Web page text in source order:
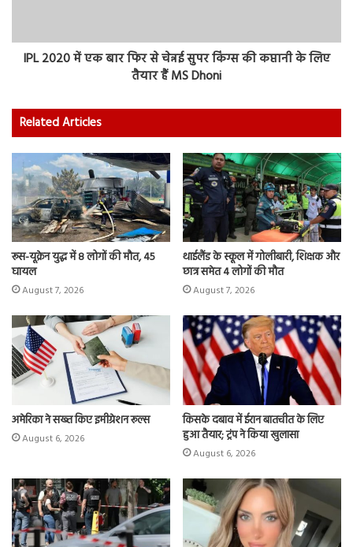
IPL 2020 में एक बार फिर से चेन्नई सुपर किंग्स की कप्तानी के लिए
तैयार हैं MS Dhoni
Related Articles
रूस-यूक्रेन युद्ध में 8 लोगों की मौत, 45
घायल
August 7, 2026
थाईलैंड के स्कूल में गोलीबारी, शिक्षक और
छात्र समेत 4 लोगों की मौत
August 7, 2026
अमेरिका ने सख्त किए इमीग्रेशन रूल्स
August 6, 2026
किसके दबाव में ईरान बातचीत के लिए
हुआ तैयार; ट्रंप ने किया खुलासा
August 6, 2026